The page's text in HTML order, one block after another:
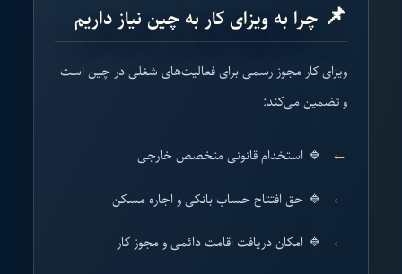
📌 چرا به ویزای کار به چین نیاز داریم
ویزای کار مجوز رسمی برای فعالیت‌های شغلی در چین است
و تضمین می‌کند:
🔹 استخدام قانونی متخصص خارجی
🔹 حق افتتاح حساب بانکی و اجاره مسکن
🔹 امکان دریافت اقامت دائمی و مجوز کار